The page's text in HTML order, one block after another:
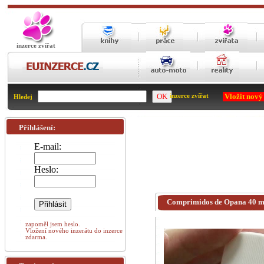
inzerce zvířat
Hledej inzerce zvířat Vložit
Comprimidos de Opana 40
Přihlášení:
E-mail:
Heslo:
zapoměl jsem heslo.
Vložení nového inzerátu do inzerce
zdarma.